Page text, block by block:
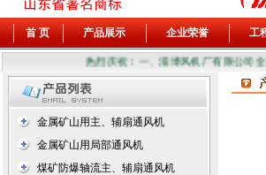
首 页 产品展示 企业荣誉 工
热烈庆祝：一、淄博风机厂有限公
金属矿山用主、辅扇通风机
金属矿山用局部通风机
煤矿防爆轴流主、辅扇通风机